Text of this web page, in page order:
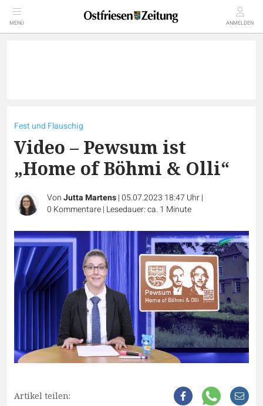
MENÜ ANMELDEN
Fest und Flauschig
Video – Pewsum ist
„Home of Böhmi & Olli“
VonJutta Martens|05.07.2023 18:47 Uhr|
0 Kommentare| Lesedauer: ca. 1 Minute
Artikel teilen: